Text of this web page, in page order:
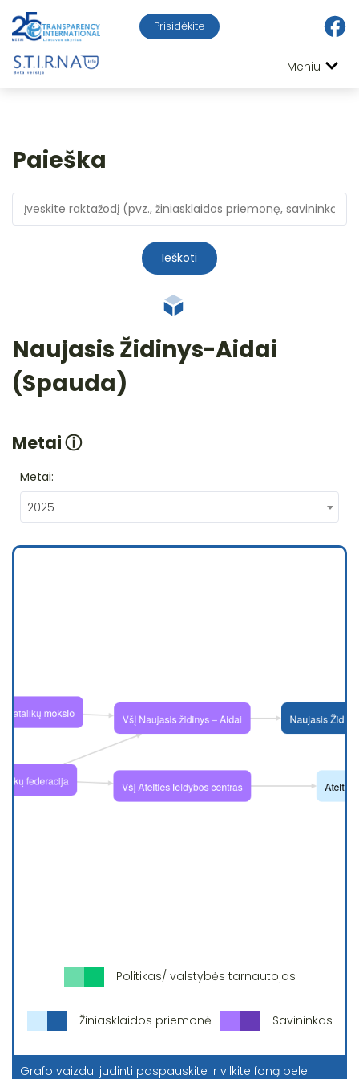
Prisidėkite
Meniu
Paieška
Ieškoti
Naujasis Židinys-Aidai
(Spauda)
Metaiⓘ
Metai:
2025
Politikas/ valstybės tarnautojas
Žiniasklaidos priemonė Savininkas
Grafo vaizdui judinti paspauskite ir vilkite foną pele.